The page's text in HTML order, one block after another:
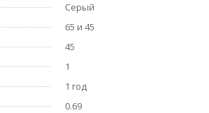
Серый
65 и 45
45
1
1 год
0.69